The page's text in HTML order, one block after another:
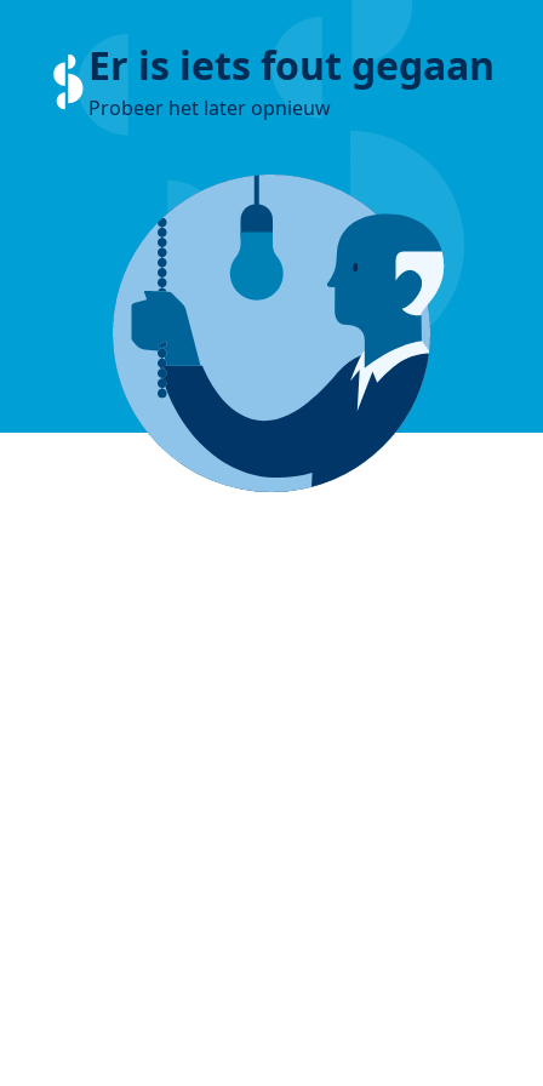
Er is iets fout gegaan
Probeer het later opnieuw